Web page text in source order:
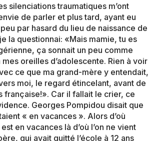
silenciations traumatiques m’ont
de parler et plus tard, ayant eu
par hasard du lieu de naissance de
la questionnai: «Mais mamie, tu es
ça sonnait un peu comme
oreilles d’adolescente. Rien à voir
ce que ma grand-mère y entendait,
moi, le regard étincelant, avant de
française!». Car il fallait le crier, ce
Georges Pompidou disait que
« en vacances ». Alors d’où
en vacances là d’où l’on ne vient
qui avait quitté l’école à 12 ans